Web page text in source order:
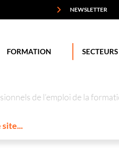
NEWSLETTER
FORMATION
de l’emploi de la